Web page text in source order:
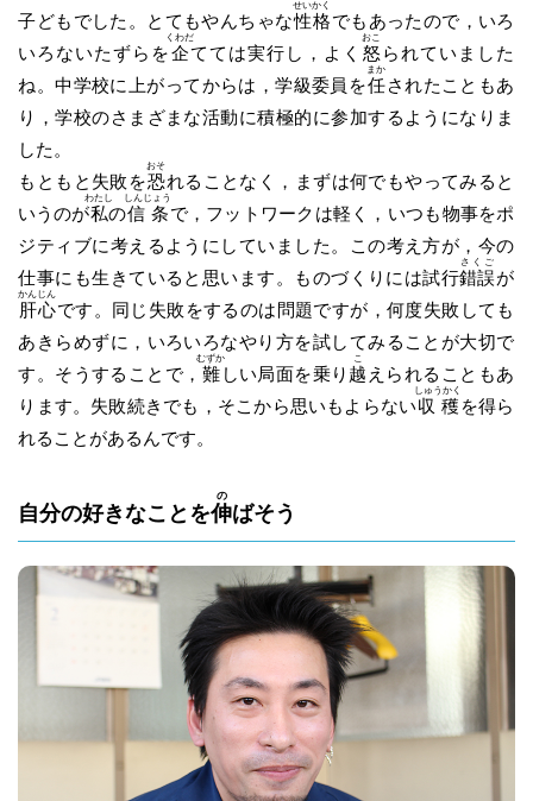
子どもでした。とてもやんちゃな性格
せいかく
でもあったので，いろ
いろないたずらを企
くわだ
てては実行し，よく 怒
おこ
られていました
ね。中学校に上がってからは，学級委員を任
まか
されたこともあ
り，学校のさまざまな活動に積極的に参加するようになりま
した。
もともと失敗を恐
おそ
れることなく，まずは何でもやってみると
いうのが私
わたし
の信条
しんじょう
で，フットワークは軽く，いつも物事をポ
ジティブに考えるようにしていました。この考え方が，今の
仕事にも生きていると思います。ものづくりには試行錯誤
さくご
が
肝心
かんじん
です。同じ失敗をするのは問題ですが，何度失敗しても
あきらめずに，いろいろなやり方を試してみることが大切で
す。そうすることで， 難
むずか
しい局面を乗り 越
こ
えられることもあ
ります。失敗続きでも，そこから思いもよらない収穫
しゅうかく
を得ら
れることがあるんです。
自分の好きなことを伸
の
ばそう